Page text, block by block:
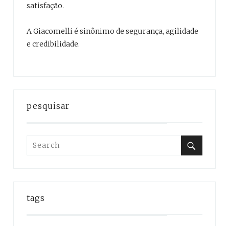
satisfação.
A Giacomelli é sinônimo de segurança, agilidade
e credibilidade.
pesquisar
Search
tags